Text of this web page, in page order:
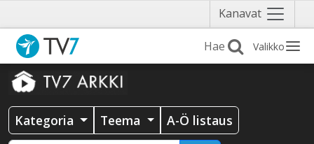
Kanavat Näytä
valikko
Valikko
Kategoria Teema A-Ö listaus